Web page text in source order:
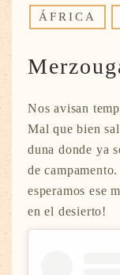
ÁFRICA
Nos avisan
Mal que bien
duna donde ya
de
esperamos ese
en el desierto!